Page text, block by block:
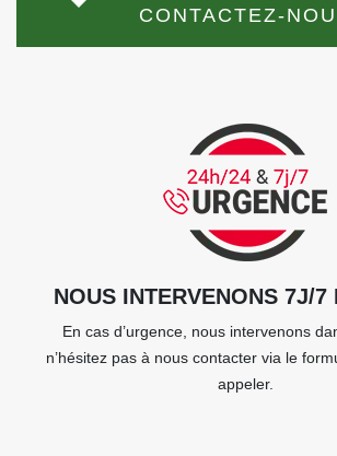
CONTACTEZ-
NOUS INTERVENONS 7J/7
En cas d’urgence, nous intervenons
n’hésitez pas à nous contacter via le
appeler.